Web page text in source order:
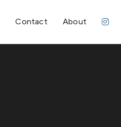
Contact About